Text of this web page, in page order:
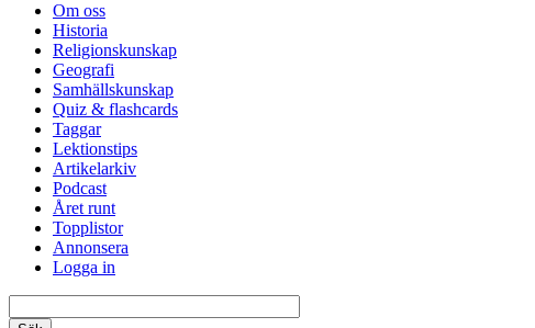
Om oss
Historia
Religionskunskap
Geografi
Samhällskunskap
Quiz & flashcards
Taggar
Lektionstips
Artikelarkiv
Podcast
Året runt
Topplistor
Annonsera
Logga in